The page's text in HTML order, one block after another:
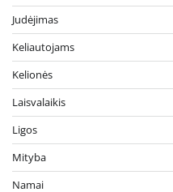
Judėjimas
Keliautojams
Kelionės
Laisvalaikis
Ligos
Mityba
Namai